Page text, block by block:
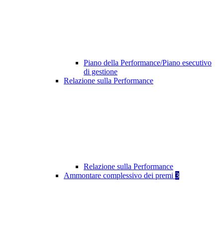
Piano della Performance/Piano esecutivo
di gestione
Relazione sulla Performance
Relazione sulla Performance
Ammontare complessivo dei premi 3